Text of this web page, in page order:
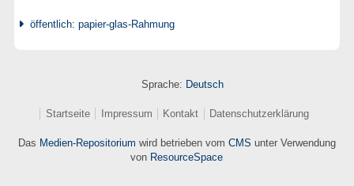
öffentlich: papier-glas-Rahmung
Sprache: Deutsch
Startseite Impressum Kontakt Datenschutzerklärung
Das Medien-Repositorium wird betrieben vom CMS unter Verwendung
von ResourceSpace